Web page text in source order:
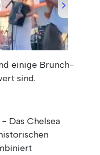
einige Brunch-
sind.
- Das Chelsea